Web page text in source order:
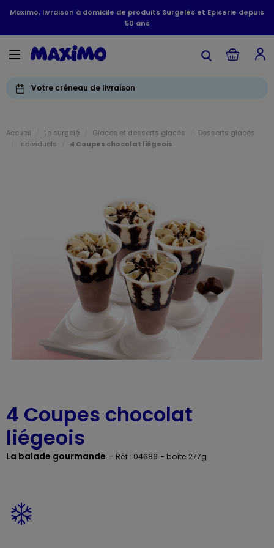
Maximo, livraison à domicile de produits Surgelés et Epicerie depuis
50 ans
Votre créneau de livraison
Accueil Le surgelé Glaces et desserts glacés
Desserts glacés
Individuels
4 Coupes chocolat liégeois
4 Coupes chocolat
liégeois
La balade gourmande - Réf : 04689 - boîte 277g